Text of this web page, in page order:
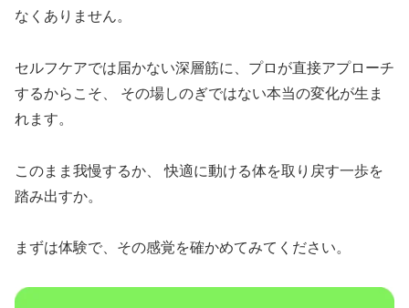
なくありません。
セルフケアでは届かない深層筋に、プロが直接アプローチ
するからこそ、 その場しのぎではない本当の変化が生ま
れます。
このまま我慢するか、 快適に動ける体を取り戻す一歩を
踏み出すか。
まずは体験で、その感覚を確かめてみてください。